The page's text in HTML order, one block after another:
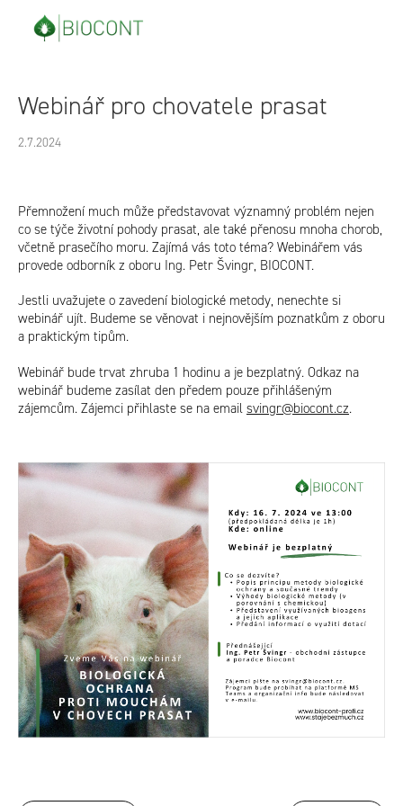
Webinář pro chovatele prasat
2.7.2024
Přemnožení much může představovat významný problém nejen
co se týče životní pohody prasat, ale také přenosu mnoha chorob,
včetně prasečího moru. Zajímá vás toto téma? Webinářem vás
provede odborník z oboru Ing. Petr Švingr, BIOCONT.
Jestli uvažujete o zavedení biologické metody, nenechte si
webinář ujít. Budeme se věnovat i nejnovějším poznatkům z oboru
a praktickým tipům.
Webinář bude trvat zhruba 1 hodinu a je bezplatný. Odkaz na
webinář budeme zasílat den předem pouze přihlášeným
zájemcům. Zájemci přihlaste se na email svingr@biocont.cz.